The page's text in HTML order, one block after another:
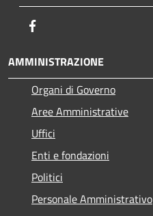
AMMINISTRAZIONE
Organi di Governo
Aree Amministrative
Uffici
Enti e fondazioni
Politici
Personale Amministrativo